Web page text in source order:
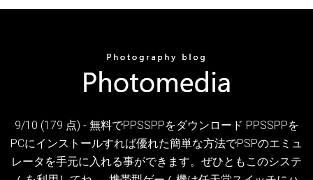
9/10 (179 点) - 無料でPPSSPPをダウンロード PPSSPPを
PCにインストールすれば優れた簡単な方法でPSPのエミュ
レータを手元に入れる事ができます。ぜひともこのシステ